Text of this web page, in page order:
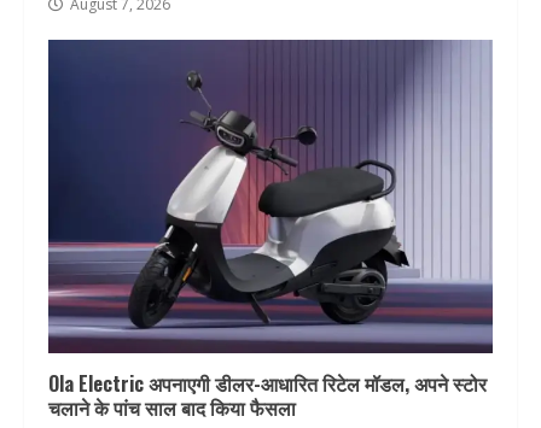
August 7, 2026
Ola Electric अपनाएगी डीलर-आधारित रिटेल मॉडल, अपने स्टोर
चलाने के पांच साल बाद किया फैसला